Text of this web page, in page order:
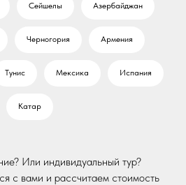
Сейшелы Азербайджан
Черногория Армения
Тунис Мексика Испания
Катар
Или индивидуальный тур?
с вами и рассчитаем стоимость